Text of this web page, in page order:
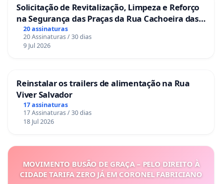
Solicitação de Revitalização, Limpeza e Reforço
na Segurança das Praças da Rua Cachoeira das
Sete Ilhas
20 assinaturas
20 Assinaturas / 30 dias
9 Jul 2026
Reinstalar os trailers de alimentação na Rua
Viver Salvador
17 assinaturas
17 Assinaturas / 30 dias
18 Jul 2026
MOVIMENTO BUSÃO DE GRAÇA – PELO DIREITO À
CIDADE TARIFA ZERO JÁ EM CORONEL FABRICIANO